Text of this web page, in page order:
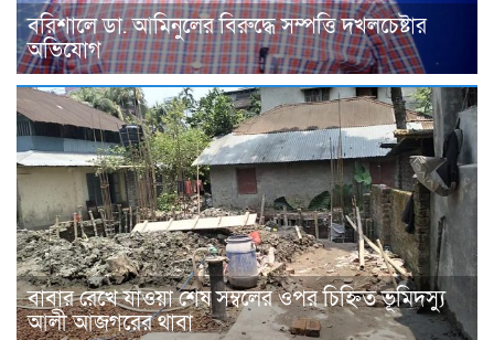
বরিশালে ডা. আমিনুলের বিরুদ্ধে সম্পত্তি দখলচেষ্টার
অভিযোগ
বাবার রেখে যাওয়া শেষ সম্বলের ওপর চিহ্নিত ভূমিদস্যু
আলী আজগরের থাবা